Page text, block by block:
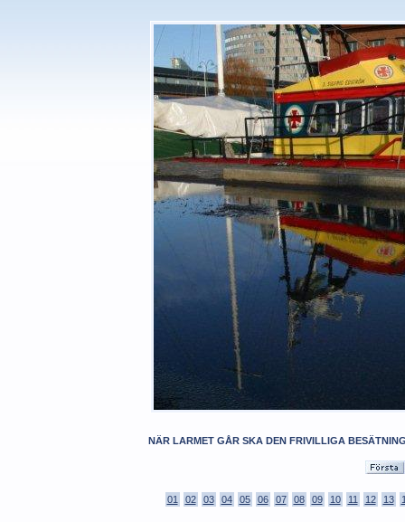
NÄR LARMET GÅR SKA DEN FRIVILLIGA
01 02 03 04 05 06 07 08 09 10 11 12 13